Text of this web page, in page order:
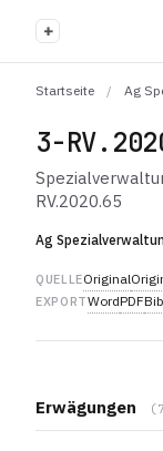
+
Startseite / Ag
3-
RV.2020.65
Ag
QUELLEOriginal
EXPORTWordPDF
Erwägungen